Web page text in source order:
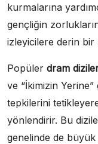
kurmalarına
gençliğin
izleyicilere derin bir
Popüler dram
ve “İkimizin
tepkilerini
yönlendirir. Bu
genelinde de büyük